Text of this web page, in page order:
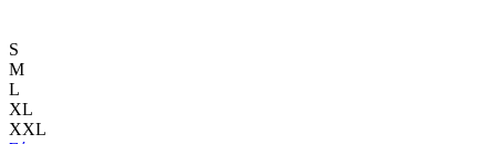
S
M
L
XL
XXL